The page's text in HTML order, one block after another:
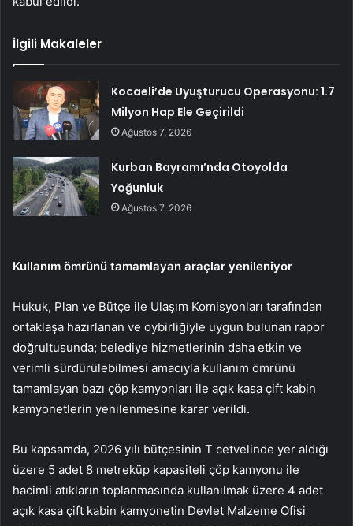
İlgili Makaleler
Kocaeli’de Uyuşturucu Operasyonu: 1.7
Milyon Hap Ele Geçirildi
Ağustos 7, 2026
Kurban Bayramı’nda Otoyolda
Yoğunluk
Ağustos 7, 2026
Kullanım ömrünü tamamlayan araçlar yenileniyor
Hukuk, Plan ve Bütçe ile Ulaşım Komisyonları tarafından
ortaklaşa hazırlanan ve oybirliğiyle uygun bulunan rapor
doğrultusunda; belediye hizmetlerinin daha etkin ve
verimli sürdürülebilmesi amacıyla kullanım ömrünü
tamamlayan bazı çöp kamyonları ile açık kasa çift kabin
kamyonetlerin yenilenmesine karar verildi.
Bu kapsamda, 2026 yılı bütçesinin T cetvelinde yer aldığı
üzere 5 adet 8 metreküp kapasiteli çöp kamyonu ile
hacimli atıkların toplanmasında kullanılmak üzere 4 adet
açık kasa çift kabin kamyonetin Devlet Malzeme Ofisi